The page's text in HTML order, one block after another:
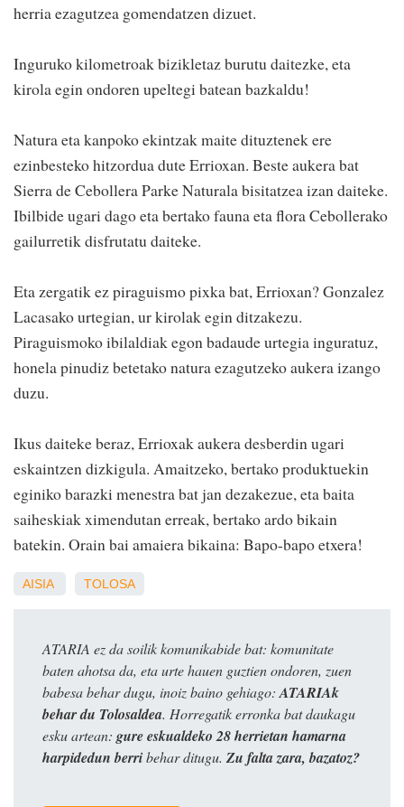
herria ezagutzea gomendatzen dizuet.
Inguruko kilometroak bizikletaz burutu daitezke, eta
kirola egin ondoren upeltegi batean bazkaldu!
Natura eta kanpoko ekintzak maite dituztenek ere
ezinbesteko hitzordua dute Errioxan. Beste aukera bat
Sierra de Cebollera Parke Naturala bisitatzea izan daiteke.
Ibilbide ugari dago eta bertako fauna eta flora Cebollerako
gailurretik disfrutatu daiteke.
Eta zergatik ez piraguismo pixka bat, Errioxan? Gonzalez
Lacasako urtegian, ur kirolak egin ditzakezu.
Piraguismoko ibilaldiak egon badaude urtegia inguratuz,
honela pinudiz betetako natura ezagutzeko aukera izango
duzu.
Ikus daiteke beraz, Errioxak aukera desberdin ugari
eskaintzen dizkigula. Amaitzeko, bertako produktuekin
eginiko barazki menestra bat jan dezakezue, eta baita
saiheskiak ximendutan erreak, bertako ardo bikain
batekin. Orain bai amaiera bikaina: Bapo-bapo etxera!
AISIA TOLOSA
ATARIA ez da soilik komunikabide bat: komunitate
baten ahotsa da, eta urte hauen guztien ondoren, zuen
babesa behar dugu, inoiz baino gehiago: ATARIAk
behar du Tolosaldea. Horregatik erronka bat daukagu
esku artean: gure eskualdeko 28 herrietan hamarna
harpidedun berribehar ditugu. Zu falta zara, bazatoz?